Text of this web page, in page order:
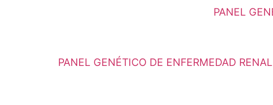
PANEL
PANEL GENÉTICO DE ENFERMEDAD